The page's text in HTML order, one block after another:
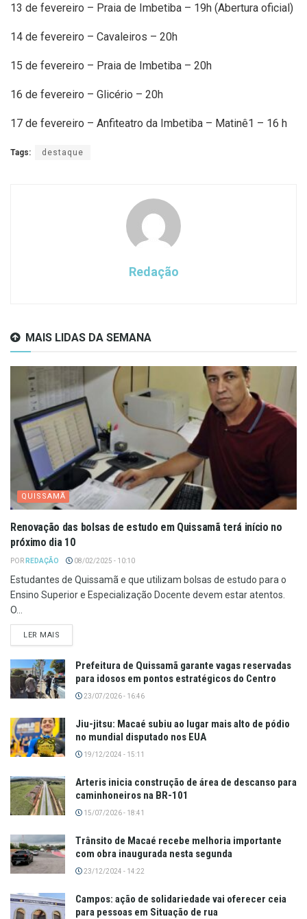
13 de fevereiro – Praia de Imbetiba – 19h (Abertura oficial)
14 de fevereiro – Cavaleiros – 20h
15 de fevereiro – Praia de Imbetiba – 20h
16 de fevereiro – Glicério – 20h
17 de fevereiro – Anfiteatro da Imbetiba – Matinê1 – 16 h
Tags: destaque
Redação
MAIS LIDAS DA SEMANA
QUISSAMÃ
Renovação das bolsas de estudo em Quissamã terá início no
próximo dia 10
POR REDAÇÃO 08/02/2025 - 10:10
Estudantes de Quissamã e que utilizam bolsas de estudo para o
Ensino Superior e Especialização Docente devem estar atentos.
O...
LER MAIS
Prefeitura de Quissamã garante vagas reservadas
para idosos em pontos estratégicos do Centro
23/07/2026 - 16:46
Jiu-jitsu: Macaé subiu ao lugar mais alto de pódio
no mundial disputado nos EUA
19/12/2024 - 15:11
Arteris inicia construção de área de descanso para
caminhoneiros na BR-101
15/07/2026 - 18:41
Trânsito de Macaé recebe melhoria importante
com obra inaugurada nesta segunda
23/12/2024 - 14:22
Campos: ação de solidariedade vai oferecer ceia
para pessoas em Situação de rua